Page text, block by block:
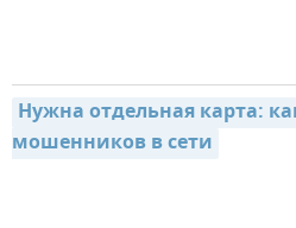
Нужна отдельная карта:
мошенников в сети